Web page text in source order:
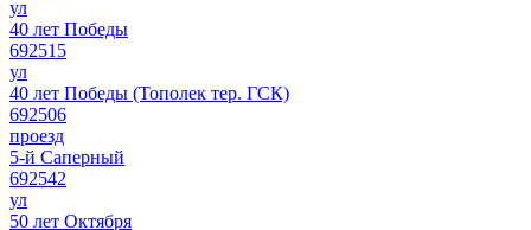
ул
40 лет Победы
692515
ул
40 лет Победы (Тополек тер. ГСК)
692506
проезд
5-й Саперный
692542
ул
50 лет Октября